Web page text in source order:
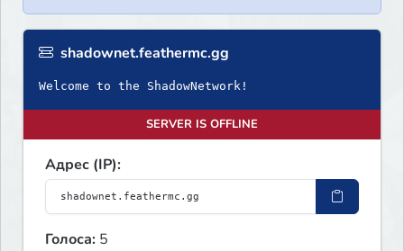
shadownet.feathermc.gg
Welcome to the ShadowNetwork!
SERVER IS OFFLINE
Адрес (IP):
Голоса: 5